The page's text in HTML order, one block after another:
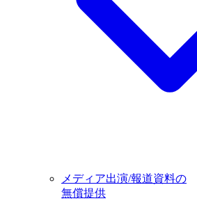
メディア出演/報道資料の
無償提供